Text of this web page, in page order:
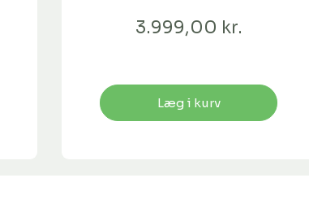
3.999,00 kr.
Læg i kurv